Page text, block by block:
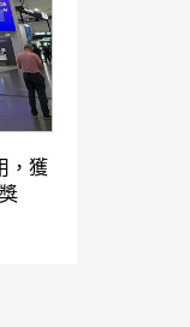
，獲